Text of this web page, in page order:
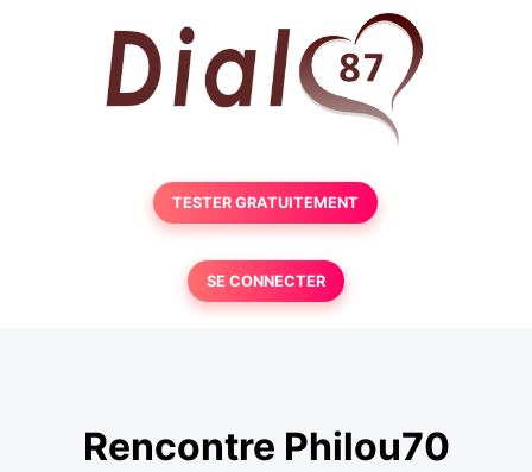
TESTER GRATUITEMENT
SE CONNECTER
Rencontre Philou70